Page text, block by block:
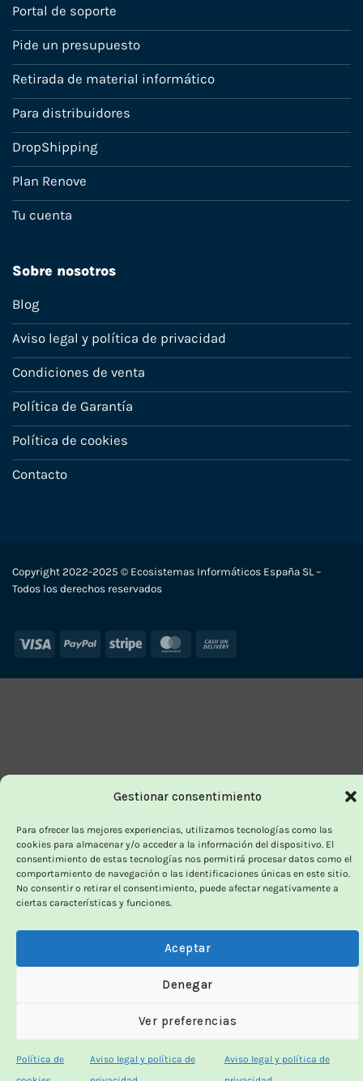
Gestionar consentimiento
Para ofrecer las mejores experiencias, utilizamos tecnologías como las
cookies para almacenar y/o acceder a la información del dispositivo. El
consentimiento de estas tecnologías nos permitirá procesar datos como el
comportamiento de navegación o las identificaciones únicas en este sitio.
No consentir o retirar el consentimiento, puede afectar negativamente a
ciertas características y funciones.
Aceptar
Denegar
Ver preferencias
Política de
Aviso legal y política de
Aviso legal y política de
Portal de soporte
Pide un presupuesto
Retirada de material informático
Para distribuidores
DropShipping
Plan Renove
Tu cuenta
Sobre nosotros
Blog
Aviso legal y política de privacidad
Condiciones de venta
Política de Garantía
Política de cookies
Contacto
Copyright 2022-2025 © Ecosistemas Informáticos España SL –
Todos los derechos reservados
Visa PayPal Stripe MasterCard